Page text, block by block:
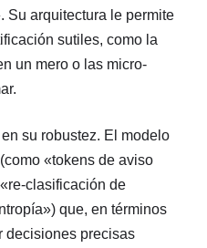
Su arquitectura le permite
sutiles, como la
un mero o las micro-
su robustez. El modelo
«tokens de aviso
clasificación de
que, en términos
decisiones precisas